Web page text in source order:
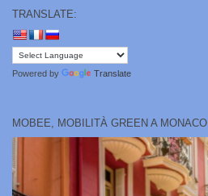
TRANSLATE:
Powered by Translate
MOBEE, MOBILITÀ GREEN A MONACO